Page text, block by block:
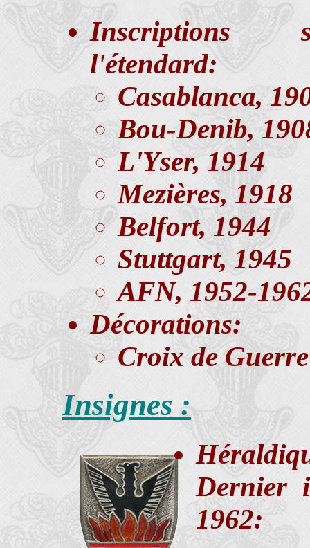
Inscriptions
l'étendard:
Casablanca,
Bou-Denib,
L'Yser, 1914
Mezières, 1918
Belfort, 1944
Stuttgart, 1945
AFN, 1952-
Décorations:
Croix de
Insignes :
Dernier
1962: